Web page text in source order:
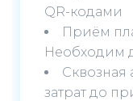
QR-кодами
Приём
Необходим
Сквозная
затрат до